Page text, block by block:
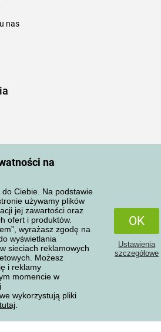
na
Ciebie. Na podstawie
używamy plików
jej zawartości oraz
ofert i produktów.
wyrażasz zgodę na
wyświetlania
sieciach reklamowych
Możesz
i reklamy
momencie w
wykorzystują pliki
tutaj
OK
Ustawienia
szczegółowe
nas